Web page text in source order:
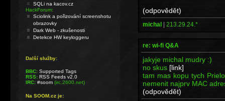
(odpovědět)
michal | 213.29.24.*
re: wi-fi Q&A
jakyje michal mudry :)
no skus [link]
tam mas kopu tych
nemenit najprv MAC
(odpovědět)
SQLi na kacov.cz
HackForum:
Sciolink a pořizování screenshotu
obrazovky
Dark Web - zkušenosti
Detekce HW keyloggeru
Další služby:
BBC: Supported Tags
RSS: RSS Feeds v2.0
IRC: #soom(irc.2600.net)
Na SOOM.cz je: